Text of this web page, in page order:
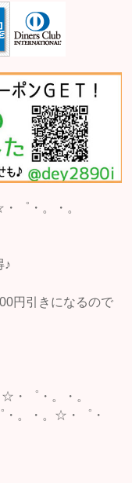
゜・。・。
♪
円引きになるので
☆・゜・。・。
。・。☆・゜・